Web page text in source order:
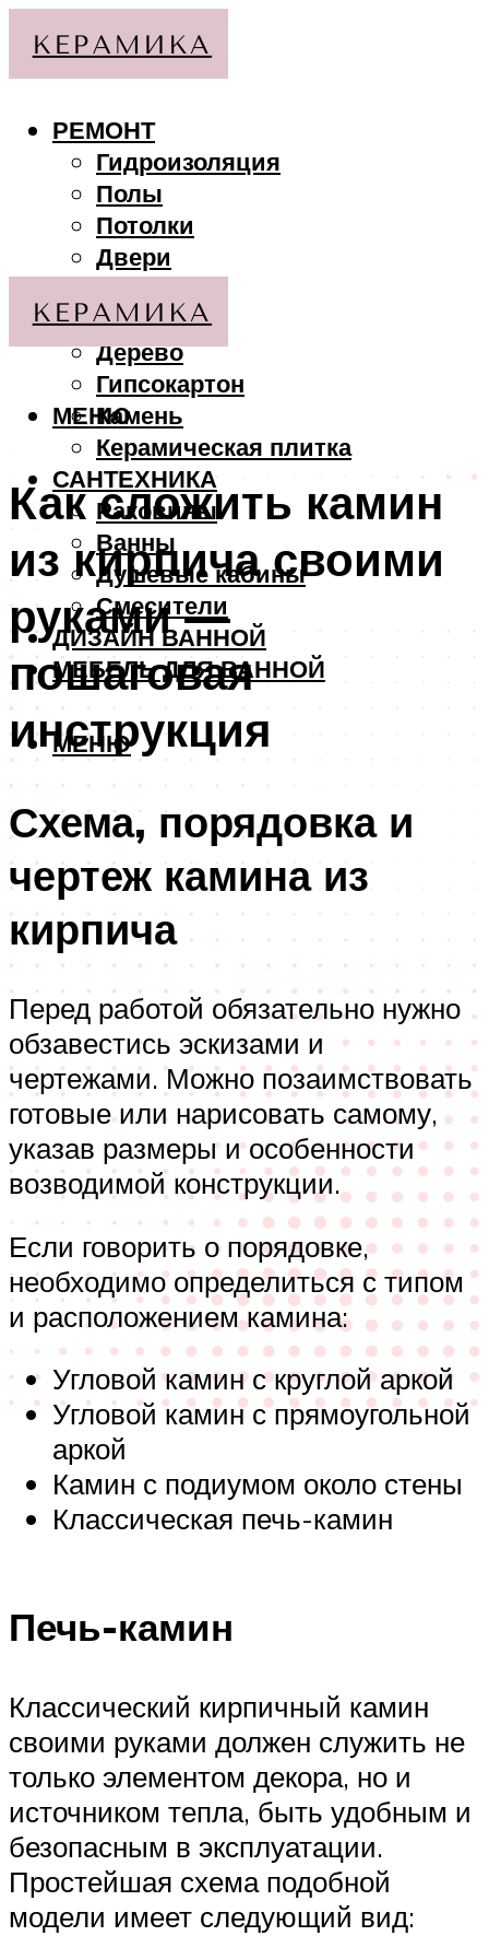
РЕМОНТ
Гидроизоляция
Полы
Потолки
Двери
МАТЕРИАЛЫ
Дерево
Гипсокартон
Камень
Керамическая плитка
САНТЕХНИКА
Раковины
Ванны
Душевые кабины
Смесители
ДИЗАЙН ВАННОЙ
МЕБЕЛЬ ДЛЯ ВАННОЙ
МЕНЮ
МЕНЮ
Как сложить камин
из кирпича своими
руками —
пошаговая
инструкция
Схема, порядовка и
чертеж камина из
кирпича
Перед работой обязательно нужно
обзавестись эскизами и
чертежами. Можно позаимствовать
готовые или нарисовать самому,
указав размеры и особенности
возводимой конструкции.
Если говорить о порядовке,
необходимо определиться с типом
и расположением камина:
Угловой камин с круглой аркой
Угловой камин с прямоугольной
аркой
Камин с подиумом около стены
Классическая печь-камин
Печь-камин
Классический кирпичный камин
своими руками должен служить не
только элементом декора, но и
источником тепла, быть удобным и
безопасным в эксплуатации.
Простейшая схема подобной
модели имеет следующий вид: